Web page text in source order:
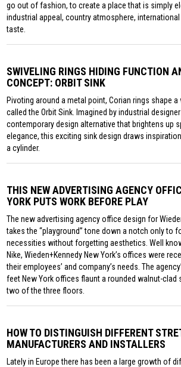
go out of fashion, to create a place that is simply
industrial appeal, country atmosphere,
taste.
SWIVELING RINGS HIDING FUNCTION
CONCEPT: ORBIT SINK
Pivoting around a metal point, Corian rings shape
called the Orbit Sink. Imagined by industrial
contemporary design alternative that brightens up
elegance, this exciting sink design draws
a cylinder.
THIS NEW ADVERTISING AGENCY
YORK PUTS WORK BEFORE PLAY
The new advertising agency office design for
takes the “playground” tone down a notch only to
necessities without forgetting aesthetics. Well
Nike, Wieden+Kennedy New York’s offices were
their employees’ and company’s needs. The
feet New York offices flaunt a rounded walnut-clad
two of the three floors.
HOW TO DISTINGUISH DIFFERENT
MANUFACTURERS AND INSTALLERS
Lately in Europe there has been a large growth of